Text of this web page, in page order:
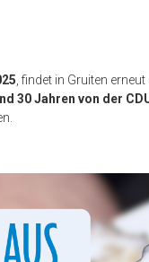
, findet in Gruiten erneut
30 Jahren von der